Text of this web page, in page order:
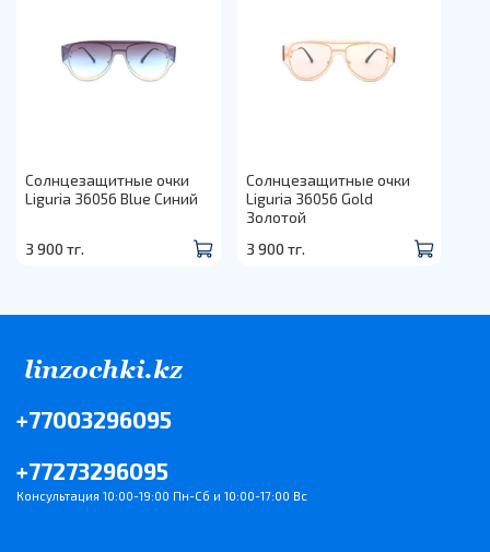
Солнцезащитные очки
Liguria 36056 Blue Синий
3 900 тг.
Солнцезащитные очки
Liguria 36056 Gold
Золотой
3 900 тг.
+77003296095
+77273296095
Консультация 10:00-19:00 Пн-Сб и 10:00-17:00 Вс